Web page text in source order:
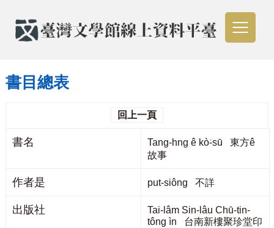
書目總表
回上一頁
書名
Tang-hng ê kò͘-sū 東方ê
故事
作者是 put-siông 不詳
出版社
Tai-lâm Sin-lâu Chū-tin-
tông ìn 台南新樓聚珍堂印